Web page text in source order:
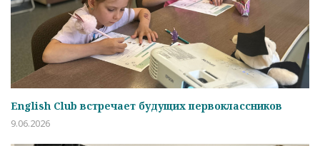
English Club встречает будущих первоклассников
9.06.2026